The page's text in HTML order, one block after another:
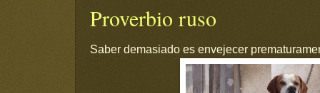
Proverbio ruso
Saber demasiado es envejecer